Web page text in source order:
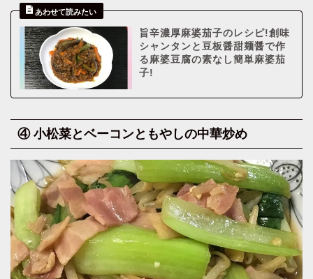
旨辛濃厚麻婆茄子のレシピ!創味
シャンタンと豆板醤甜麺醤で作
る麻婆豆腐の素なし簡単麻婆茄
子!
④ 小松菜とベーコンともやしの中華炒め